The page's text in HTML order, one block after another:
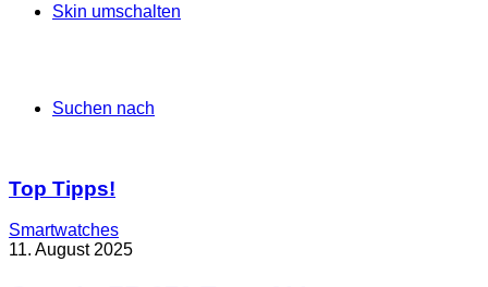
Skin umschalten
Suchen nach
Top Tipps!
Smartwatches
11. August 2025